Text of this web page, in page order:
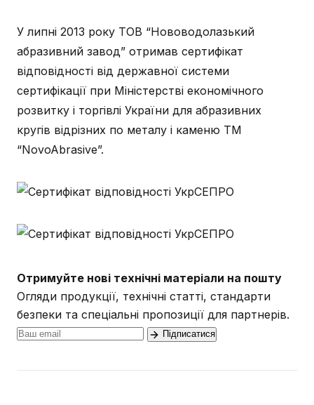
У липні 2013 року ТОВ “Нововодолазький
абразивний завод” отримав сертифікат
відповідності від державної системи
сертифікації при Міністерстві економічного
розвитку і торгівлі України для абразивних
кругів відрізних по металу і каменю TM
“NovoAbrasive”.
Отримуйте нові технічні матеріали на пошту
Огляди продукції, технічні статті, стандарти
безпеки та спеціальні пропозиції для партнерів.
Підписатися